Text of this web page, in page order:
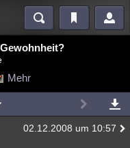
Mystery Kriminalfälle
Mehr
02.12.2008 um 10:57